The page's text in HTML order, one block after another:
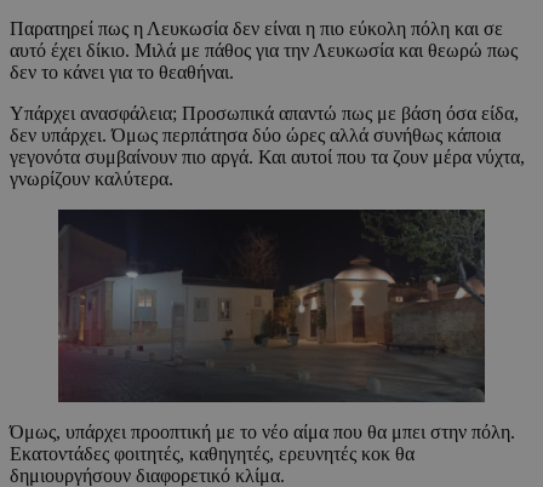
Παρατηρεί πως η Λευκωσία δεν είναι η πιο εύκολη πόλη και σε
αυτό έχει δίκιο. Μιλά με πάθος για την Λευκωσία και θεωρώ πως
δεν το κάνει για το θεαθήναι.
Υπάρχει ανασφάλεια; Προσωπικά απαντώ πως με βάση όσα είδα,
δεν υπάρχει. Όμως περπάτησα δύο ώρες αλλά συνήθως κάποια
γεγονότα συμβαίνουν πιο αργά. Και αυτοί που τα ζουν μέρα νύχτα,
γνωρίζουν καλύτερα.
Όμως, υπάρχει προοπτική με το νέο αίμα που θα μπει στην πόλη.
Εκατοντάδες φοιτητές, καθηγητές, ερευνητές κοκ θα
δημιουργήσουν διαφορετικό κλίμα.